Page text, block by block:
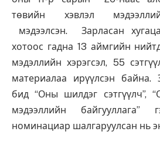
төвийн хэвлэл
мэдээлсэн. Зарласан
хотоос гадна 13 аймгийн
мэдэллийн хэрэгсэл, 55
материалаа ирүүлсэн байна.
бид “Оны шилдэг сэтгүүлч”,
мэдээллийн
номинациар шалгаруулсан нь